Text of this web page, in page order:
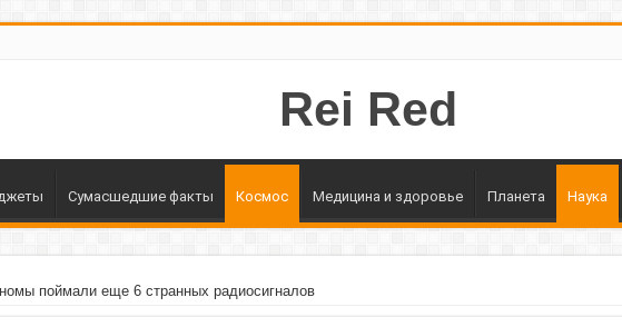
Rei Red
Сумасшедшие факты Космос Медицина и здоровье Планета Наука
поймали еще 6 странных радиосигналов